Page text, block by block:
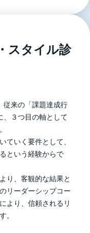
スタイル診
従来の 「課題達成行
、３つ目の軸として
ていく要件として、
という経験からで
り、客観的な結果と
リーダーシップコー
より、信頼されるリ
。